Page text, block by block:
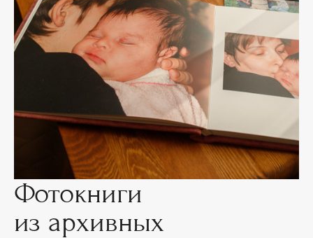
Фотокниги
из архивных